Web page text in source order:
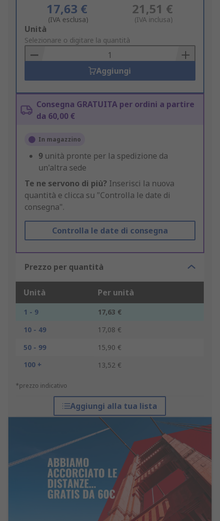
17,63 €
(IVA esclusa)
21,51 €
(IVA inclusa)
Add
to
Basket
Unità
Selezionare o digitare la quantità
Aggiungi
Consegna GRATUITA per ordini a partire
da 60,00 €
In magazzino
9 unità pronte per la spedizione da
un'altra sede
Te ne servono di più? Inserisci la nuova
quantità e clicca su "Controlla le date di
consegna".
Controlla le date di consegna
Prezzo per quantità
Unità Per unità
1 - 9
17,63 €
10 - 49
17,08 €
50 - 99
15,90 €
100 +
13,52 €
*prezzo indicativo
Aggiungi alla tua lista